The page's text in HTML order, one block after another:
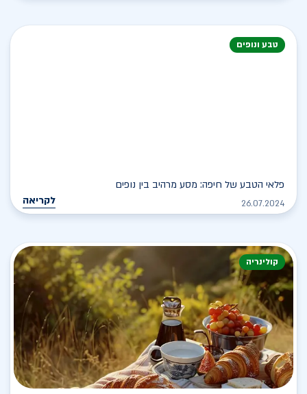
טבע ונופים
פלאי הטבע של חיפה: מסע מרהיב בין נופים
26.07.2024 לקריאה
קולינריה